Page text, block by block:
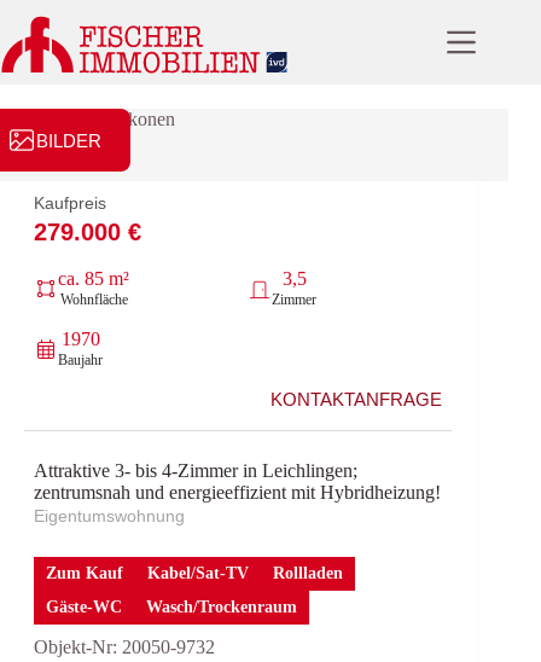
Inhalt
springen
BILDER
Kaufpreis
279.000 €
ca. 85 m²
Wohnfläche
3,5
Zimmer
1970
Baujahr
KONTAKTANFRAGE
Attraktive 3- bis 4-Zimmer in Leichlingen;
zentrumsnah und energieeffizient mit Hybridheizung!
Eigentumswohnung
Zum Kauf Kabel/Sat-TV
Rollladen
Gäste-WC
Wasch/Trockenraum
Objekt-Nr: 20050-9732